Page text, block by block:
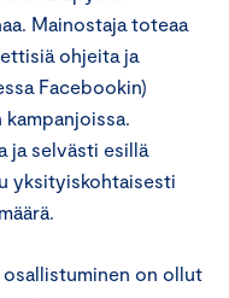
Mainostaja toteaa
ohjeita ja
Facebookin)
ja selvästi esillä
yksityiskohtaisesti
on ollut